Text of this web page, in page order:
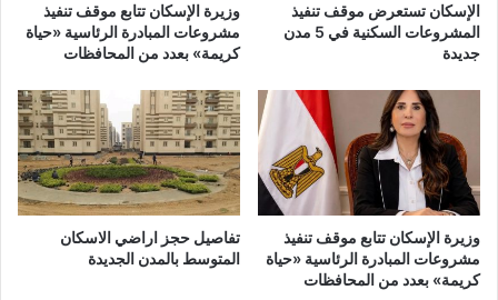
الإسكان تستعرض موقف تنفيذ
المشروعات السكنية في 5 مدن
جديدة
وزيرة الإسكان تتابع موقف تنفيذ
مشروعات المبادرة الرئاسية «حياة
كريمة» بعدد من المحافظات
وزيرة الإسكان تتابع موقف تنفيذ
مشروعات المبادرة الرئاسية «حياة
كريمة» بعدد من المحافظات
تفاصيل حجز اراضي الاسكان
المتوسط بالمدن الجديدة